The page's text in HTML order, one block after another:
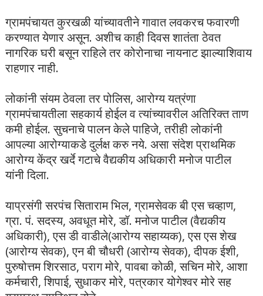
ग्रामपंचायत कुरखळी यांच्यावतीने गावात लवकरच फवारणी
करण्यात येणार असून. अशीच काही दिवस शातंता ठेवत
नागरिक घरी बसून राहिले तर कोरोनाचा नायनाट झाल्याशिवाय
राहणार नाही.
लोकांनी संयम ठेवला तर पोलिस, आरोग्य यत्रंणा
ग्रामपंचायतीला सहकार्य होईल व त्यांच्यावरील अतिरिक्त ताण
कमी होईल. सुचनाचे पालन केले पाहिजे, तरीही लोकांनी
आपल्या आरोग्याकडे दुर्लक्ष करु नये. असा संदेश प्राथमिक
आरोग्य केंद्र खर्दे गटाचे वैद्यकीय अधिकारी मनोज पाटील
यांनी दिला.
याप्रसंगी सरपंच सिताराम भिल, ग्रामसेवक बी एस चव्हाण,
ग्रा. पं. सदस्य, अवधूत मोरे, डॉ. मनोज पाटील (वैद्यकीय
अधिकारी), एस डी वाडीले(आरोग्य सहाय्यक), एस एस शेख
(आरोग्य सेवक), एन बी चौधरी (आरोग्य सेवक), दीपक ईशी,
पुरुषोत्तम शिरसाठ, पराग मोरे, पावबा कोळी, सचिन मोरे, आशा
कर्मचारी, शिपाई, सुधाकर मोरे, पत्रकार योगेश्वर मोरे सह